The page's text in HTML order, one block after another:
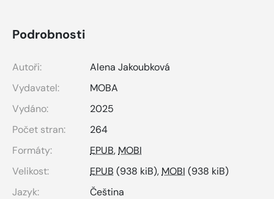
Podrobnosti
Autoři:
Alena Jakoubková
Vydavatel:
MOBA
Vydáno:
2025
Počet stran:
264
Formáty:
EPUB, MOBI
Velikost:
EPUB (938 kiB), MOBI (938 kiB)
Jazyk:
Čeština